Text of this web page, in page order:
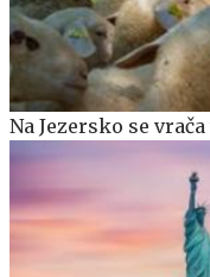
Na Jezersko se